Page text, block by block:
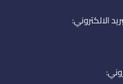
e
d
الالكتروني: